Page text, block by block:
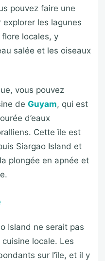
pouvez faire une
les lagunes
locales, y
salée et les oiseaux
vous pouvez
de Guyam, qui est
d’eaux
Cette île est
Siargao Island et
plongée en apnée et
Island ne serait pas
locale. Les
sur l’île, et il y